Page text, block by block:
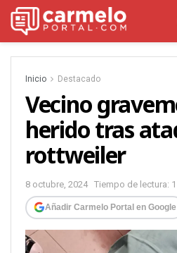
Inicio Destacado
Vecino
herido tras
rottweiler
8 octubre, 2024 Tiempo de lectura:
Añadir Carmelo Portal en Google